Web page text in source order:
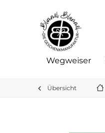
Wegweiser
Übersicht